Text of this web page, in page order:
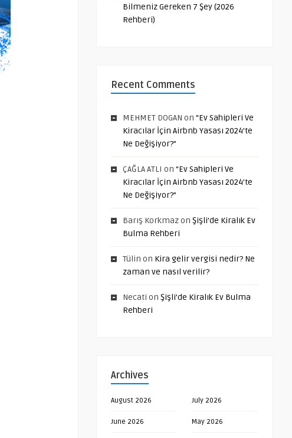
Bilmeniz Gereken 7 Şey (2026
Rehberi)
Recent Comments
MEHMET DOGAN on “Ev Sahipleri Ve
Kiracılar İçin Airbnb Yasası 2024’te
Ne Değişiyor?”
ÇAĞLA ATLI on “Ev Sahipleri Ve
Kiracılar İçin Airbnb Yasası 2024’te
Ne Değişiyor?”
Barış Korkmazon Şişli’de Kiralık Ev
Bulma Rehberi
Tülin on Kira gelir vergisi nedir? Ne
zaman ve nasıl verilir?
Necati on Şişli’de Kiralık Ev Bulma
Rehberi
Archives
August 2026 July 2026
June 2026 May 2026